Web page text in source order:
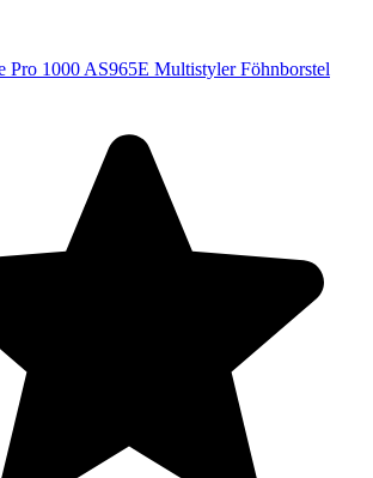
Pro 1000 AS965E Multistyler Föhnborstel